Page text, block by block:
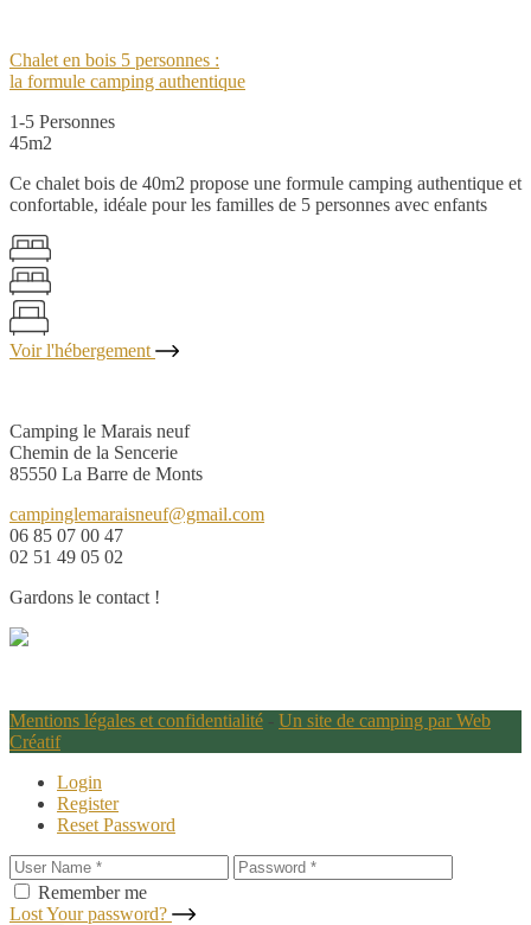
Chalet en bois 5 personnes :
la formule camping authentique
1-5 Personnes
45m2
Ce chalet bois de 40m2 propose une formule camping authentique et
confortable, idéale pour les familles de 5 personnes avec enfants
Voir l'hébergement
Camping le Marais neuf
Chemin de la Sencerie
85550 La Barre de Monts
campinglemaraisneuf@gmail.com
06 85 07 00 47
02 51 49 05 02
Gardons le contact !
Mentions légales et confidentialité - Un site de camping par Web
Créatif
Login
Register
Reset Password
Remember me
Lost Your password?